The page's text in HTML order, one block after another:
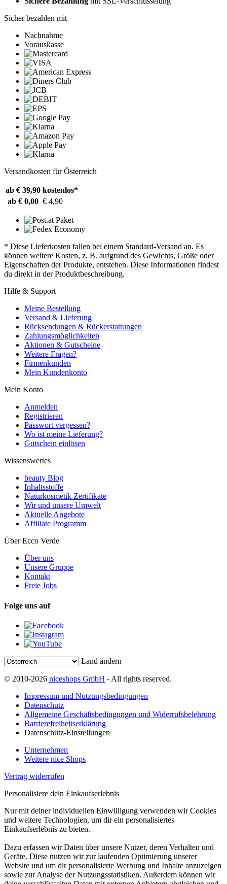
Sicher bezahlen mit
Nachnahme
Vorauskasse
Versandkosten für Österreich
ab € 39,90 kostenlos*
ab € 0,00 € 4,90
* Diese Lieferkosten fallen bei einem Standard-Versand an. Es
können weitere Kosten, z. B. aufgrund des Gewichts, Größe oder
Eigenschaften der Produkte, entstehen. Diese Informationen findest
du direkt in der Produktbeschreibung.
Hilfe & Support
Meine Bestellung
Versand & Lieferung
Rücksendungen & Rückerstattungen
Zahlungsmöglichkeiten
Aktionen & Gutscheine
Weitere Fragen?
Firmenkunden
Mein Kundenkonto
Mein Konto
Anmelden
Registrieren
Passwort vergessen?
Wo ist meine Lieferung?
Gutschein einlösen
Wissenswertes
beauty Blog
Inhaltsstoffe
Naturkosmetik Zertifikate
Wir und unsere Umwelt
Aktuelle Angebote
Affiliate Programm
Über Ecco Verde
Über uns
Unsere Gruppe
Kontakt
Freie Jobs
Folge uns auf
Land ändern
© 2010-2026 niceshops GmbH - All rights reserved.
Impressum und Nutzungsbedingungen
Datenschutz
Allgemeine Geschäftsbedingungen und Widerrufsbelehrung
Barrierefreiheitserklärung
Datenschutz-Einstellungen
Unternehmen
Weitere nice Shops
Vertrag widerrufen
Personalisiere dein Einkaufserlebnis
Nur mit deiner individuellen Einwilligung verwenden wir Cookies
und weitere Technologien, um dir ein personalisiertes
Einkaufserlebnis zu bieten.
Dazu erfassen wir Daten über unsere Nutzer, deren Verhalten und
Geräte. Diese nutzen wir zur laufenden Optimierung unserer
Website und um dir personalisierte Werbung und Inhalte anzuzeigen
sowie zur Analyse der Nutzungsstatistiken. Außerdem können wir